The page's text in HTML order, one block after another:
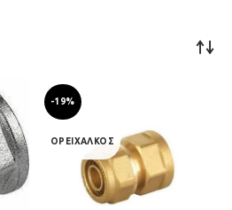
-19%
ΟΡΕΙΧΑΛΚΟΣ